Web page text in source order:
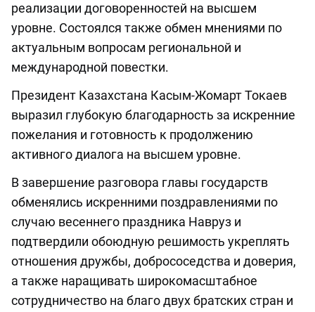
реализации договоренностей на высшем
уровне. Состоялся также обмен мнениями по
актуальным вопросам региональной и
международной повестки.
Президент Казахстана Касым-Жомарт Токаев
выразил глубокую благодарность за искренние
пожелания и готовность к продолжению
активного диалога на высшем уровне.
В завершение разговора главы государств
обменялись искренними поздравлениями по
случаю весеннего праздника Навруз и
подтвердили обоюдную решимость укреплять
отношения дружбы, добрососедства и доверия,
а также наращивать широкомасштабное
сотрудничество на благо двух братских стран и